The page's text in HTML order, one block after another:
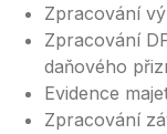
Zpracování
Zpracování
daňového
Evidence
Zpracování